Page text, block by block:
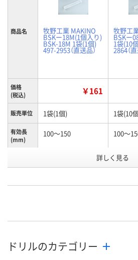
商品名 牧野工業 MAKINO
BSKー18M(1個入り)
BSK-18M 1袋(1個)
497-2953（直送品）
牧野工
BSKー
1袋(10
2864（直
価格
(税込)
￥161
販売単位 1袋(1個) 1袋(10
有効長
(mm)
100～150 100～
N261156
カゴへ
詳しく見る
ドリルのカテゴリー